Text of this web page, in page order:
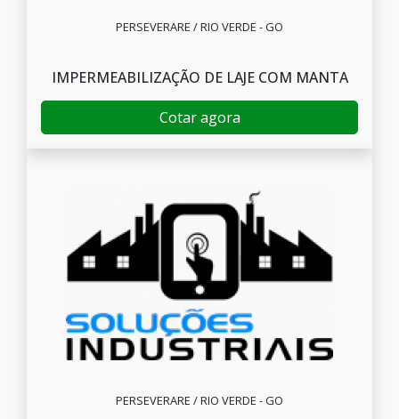
PERSEVERARE / RIO VERDE - GO
IMPERMEABILIZAÇÃO DE LAJE COM MANTA
Cotar agora
PERSEVERARE / RIO VERDE - GO